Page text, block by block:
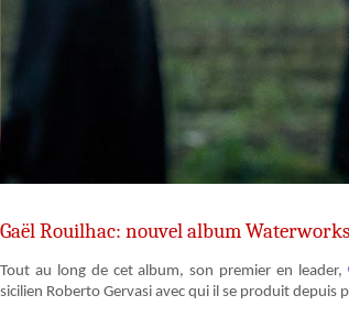
Gaël Rouilhac: nouvel album Waterworks
Tout au long de cet album, son premier en leader,
sicilien Roberto Gervasi avec qui il se produit depuis